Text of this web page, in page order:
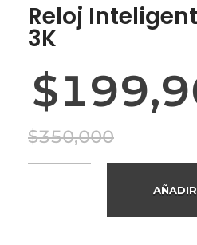
Reloj
3K
$
$350,000